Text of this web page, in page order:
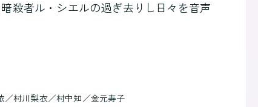
殺者ル・シエルの過ぎ去りし日々を音声
／村川梨衣／村中知／金元寿子